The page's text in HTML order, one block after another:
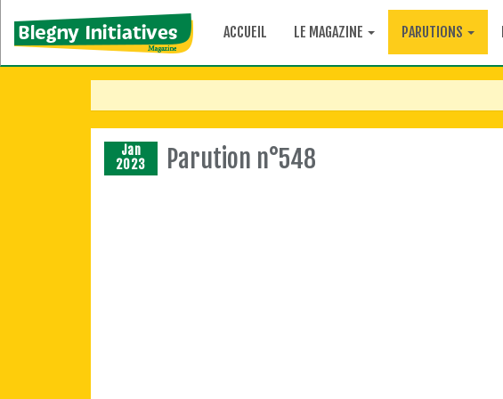
ACCUEIL LE MAGAZINE PARUTIONS
Jan
2023
Parution n°548